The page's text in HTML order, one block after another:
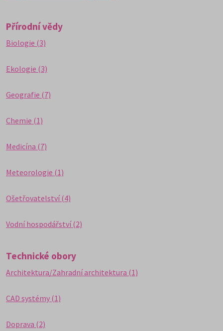
Přírodní vědy
Biologie (3)
Ekologie (3)
Geografie (7)
Chemie (1)
Medicína (7)
Meteorologie (1)
Ošetřovatelství (4)
Vodní hospodářství (2)
Technické obory
Architektura/Zahradní architektura (1)
CAD systémy (1)
Doprava (2)